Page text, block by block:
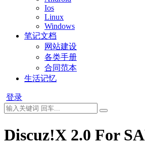
Ios
Linux
Windows
笔记文档
网站建设
各类手册
合同范本
生活记忆
登录
Discuz!X 2.0 For